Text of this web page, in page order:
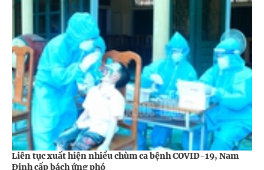
Liên tục xuất hiện nhiều chùm ca bệnh COVID-19, Nam
Định cấp bách ứng phó